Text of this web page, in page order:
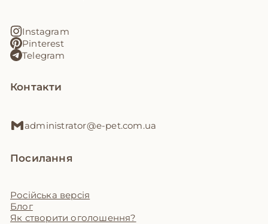
Instagram
Pinterest
Telegram
Контакти
administrator@e-pet.com.ua
Посилання
Російська версія
Блог
Як створити оголошення?